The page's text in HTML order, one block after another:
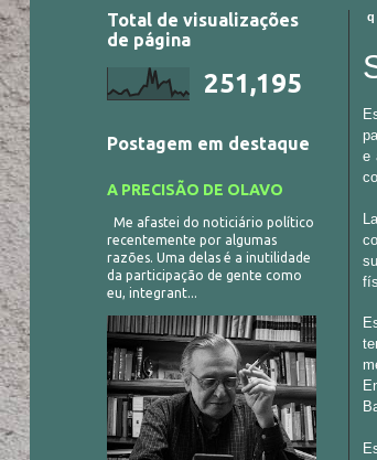
e
Total de visualizações
de página
251,195
Postagem em destaque
A PRECISÃO DE OLAVO
Me afastei do noticiário político
recentemente por algumas
razões. Uma delas é a inutilidade
da participação de gente como
eu, integrant...